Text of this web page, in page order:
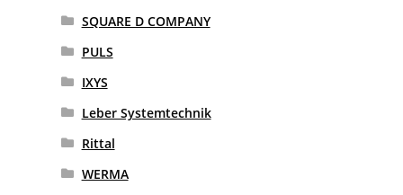
SQUARE D COMPANY
PULS
IXYS
Leber Systemtechnik
Rittal
WERMA